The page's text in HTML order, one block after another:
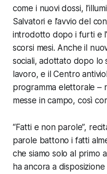
come i nuovi dossi,
Salvatori e l’avvio del
introdotto dopo i furti e
scorsi mesi. Anche il
sociali, adottato dopo lo
lavoro, e il Centro
programma elettorale –
messe in campo, così
“Fatti e non parole”,
parole battono i fatti
che siamo solo al primo
ha ancora a